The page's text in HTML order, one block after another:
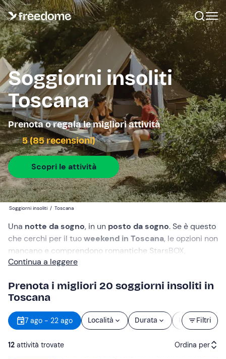
Soggiorni insoliti
Toscana
Prenota o regala le migliori attività
5 (85 recensioni)
Scopri le attività
Soggiorni insoliti / Toscana
Una notte da sogno, in un posto da sogno. Se è questo
che cerchi per il tuoweekend in Toscana, le opzioni non
mancano e comprendono romantiche StarsBOX,
suggestivi castelli ed eleganti bubble suite. Scegli uno
Freedome al miglior prezzo garantito!
Continua a leggere
Prenota i migliori 20 soggiorni insoliti in
Toscana
Filtri
7 ago - 22 ago Località Durata Prezzo
12 attività trovate Ordina per